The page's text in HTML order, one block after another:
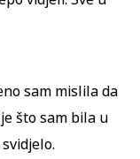
sam mislila da
što sam bila u